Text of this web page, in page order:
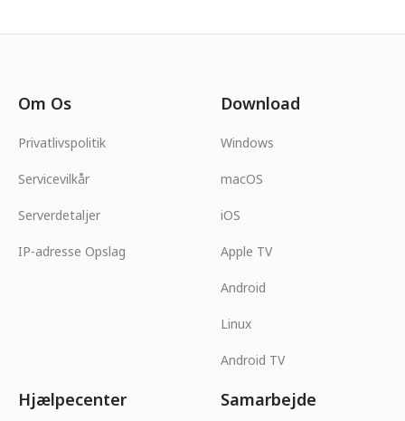
Om Os
Privatlivspolitik
Servicevilkår
Serverdetaljer
IP-adresse Opslag
Download
Windows
macOS
iOS
Apple TV
Android
Linux
Android TV
Hjælpecenter Samarbejde